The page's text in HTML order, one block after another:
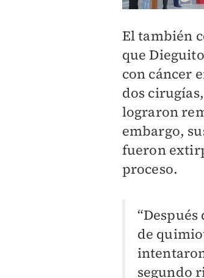
El también
que
con cáncer
dos
lograron
embargo,
fueron
proceso.
de
segundo